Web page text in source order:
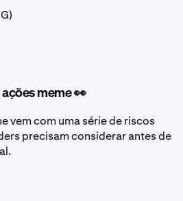
meme 👀
vem com uma série de riscos
precisam considerar antes de